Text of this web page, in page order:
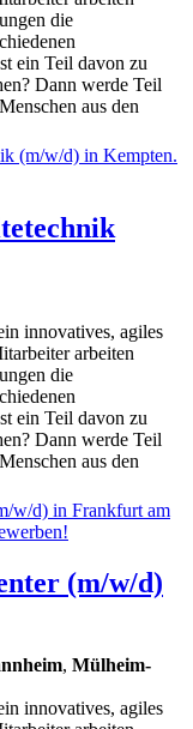
die
ein Teil davon zu
Dann werde Teil
aus den
innovatives, agiles
arbeiten
die
ein Teil davon zu
Dann werde Teil
aus den
(m/w/d)
, Mülheim-
innovatives, agiles